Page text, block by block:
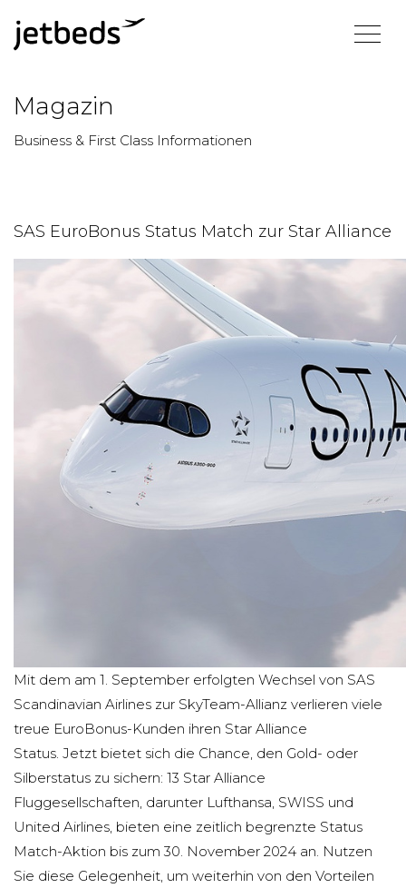
Magazin
Business & First Class Informationen
SAS EuroBonus Status Match zur Star Alliance
Mit dem am 1. September erfolgten Wechsel von SAS
Scandinavian Airlines zur SkyTeam-Allianz verlieren viele
treue EuroBonus-Kunden ihren Star Alliance
Status. Jetzt bietet sich die Chance, den Gold- oder
Silberstatus zu sichern: 13 Star Alliance
Fluggesellschaften, darunter Lufthansa, SWISS und
United Airlines, bieten eine zeitlich begrenzte Status
Match-Aktion bis zum 30. November 2024 an. Nutzen
Sie diese Gelegenheit, um weiterhin von den Vorteilen